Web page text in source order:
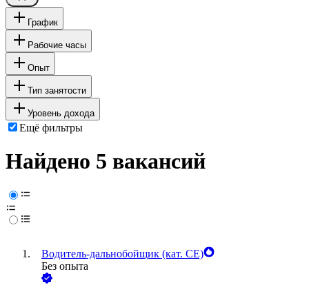
График
Рабочие часы
Опыт
Тип занятости
Уровень дохода
Ещё фильтры
Найдено 5 вакансий
Водитель-дальнобойщик (кат. CE)
Без опыта